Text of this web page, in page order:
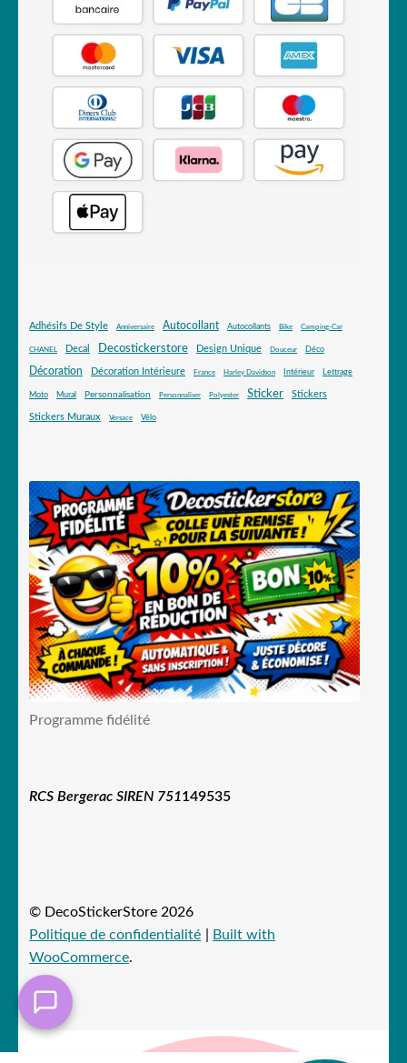
Adhésifs De Style Anniversaire Autocollant Autocollants Bike Camping-Car
CHANEL Decal Decostickerstore Design Unique Douceur Déco
Décoration Décoration Intérieure France Harley Davidson Intérieur Lettrage
Moto Mural Personnalisation Personnaliser Polyester Sticker Stickers
Stickers Muraux Versace Vélo
Programme fidélité
RCS Bergerac SIREN 751149535
© DecoStickerStore 2026
Politique de confidentialité
Built with
WooCommerce.